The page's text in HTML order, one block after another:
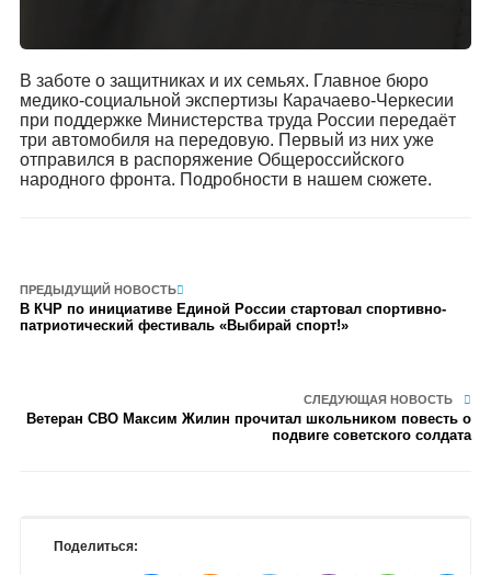
В заботе о защитниках и их семьях. Главное бюро
медико-социальной экспертизы Карачаево-Черкесии
при поддержке Министерства труда России передаёт
три автомобиля на передовую. Первый из них уже
отправился в распоряжение Общероссийского
народного фронта. Подробности в нашем сюжете.
ПРЕДЫДУЩИЙ НОВОСТЬ
В КЧР по инициативе Единой России стартовал спортивно-
патриотический фестиваль «Выбирай спорт!»
СЛЕДУЮЩАЯ НОВОСТЬ
Ветеран СВО Максим Жилин прочитал школьником повесть о
подвиге советского солдата
Поделиться: